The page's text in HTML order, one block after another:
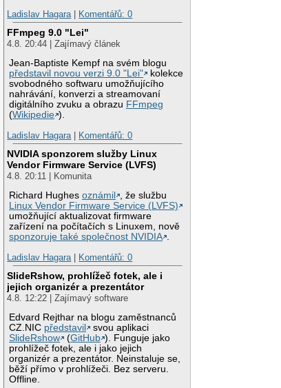
Ladislav Hagara| Komentářů: 0
FFmpeg 9.0 "Lei"
4.8. 20:44 | Zajímavý článek
Jean-Baptiste Kempf na svém blogu
představil novou verzi 9.0 "Lei"
kolekce
svobodného softwaru umožňujícího
nahrávání, konverzi a streamovaní
digitálního zvuku a obrazu FFmpeg
(Wikipedie ).
Ladislav Hagara| Komentářů: 0
NVIDIA sponzorem služby Linux
Vendor Firmware Service (LVFS)
4.8. 20:11 | Komunita
Richard Hughesoznámil
, že službu
Linux Vendor Firmware Service (LVFS)
umožňující aktualizovat firmware
zařízení na počítačích s Linuxem, nově
sponzoruje také společnost NVIDIA .
Ladislav Hagara| Komentářů: 0
SlideRshow, prohlížeč fotek, ale i
jejich organizér a prezentátor
4.8. 12:22 | Zajímavý software
Edvard Rejthar na blogu zaměstnanců
CZ.NIC představil
svou aplikaci
SlideRshow
(GitHub ). Funguje jako
prohlížeč fotek, ale i jako jejich
organizér a prezentátor. Neinstaluje se,
běží přímo v prohlížeči. Bez serveru.
Offline.